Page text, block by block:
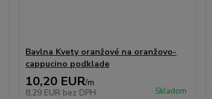
Bavlna Kvety oranžové na oranžovo-
cappucino podklade
10,20 EUR/m
8,29 EUR bez DPH Skladom